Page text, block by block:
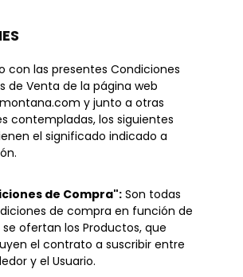
con las presentes Condiciones
de Venta de la página web
y junto a otras
contempladas, los siguientes
el significado indicado a
de Compra": Son todas
de compra en función de
se ofertan los Productos, que
el contrato a suscribir entre
y el Usuario.